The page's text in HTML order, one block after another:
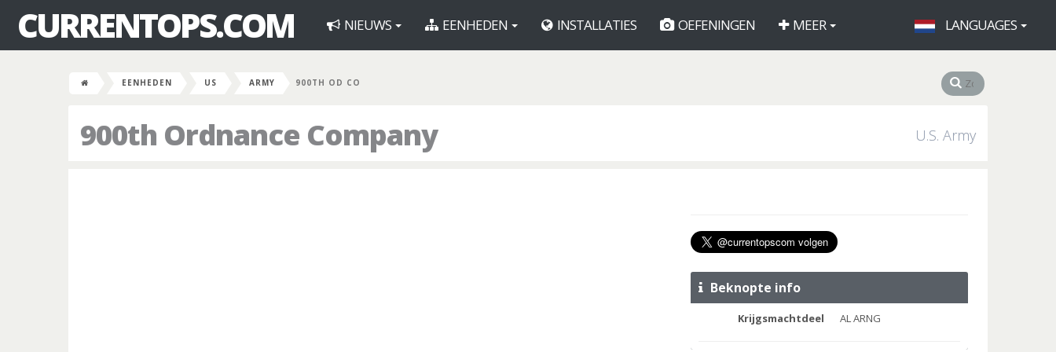
CURRENTOPS.COM NIEUWS EENHEDEN INSTALLATIES OEFENINGEN MEER LANGUAGES
EENHEDEN US ARMY 900TH OD CO
900th Ordnance Company U.S. Army
Beknopte info
Krijgsmachtdeel AL ARNG